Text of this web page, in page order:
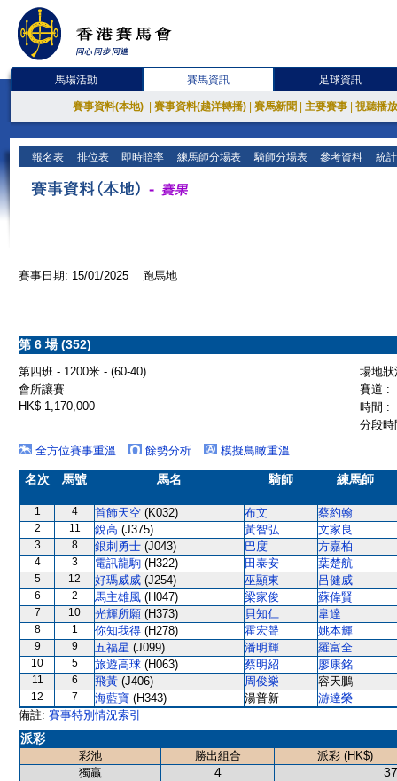
馬場活動 賽馬資訊 足球資訊
賽事資料(本地) 賽事資料(越洋轉播) 賽馬新聞 主要賽事 視聽播
報名表 排位表 即時賠率 練馬師分場表 騎師分場表 參考資料 統
賽事日期: 15/01/2025 跑馬地
第 6 場 (352)
第四班 - 1200米 - (60-40)
場地
會所讓賽
賽道 :
HK$ 1,170,000
時間 :
分段
全方位賽事重溫
餘勢分析 模擬鳥瞰重溫
名次 馬號 馬名 騎師 練馬師
1 4 首飾天空 (K032) 布文 蔡約翰
2 11 銳高 (J375) 黃智弘 文家良
3 8 銀刺勇士 (J043) 巴度 方嘉柏
4 3 電訊龍駒 (H322) 田泰安 葉楚航
5 12 好瑪威威 (J254) 巫顯東 呂健威
6 2 馬主雄風 (H047) 梁家俊 蘇偉賢
7 10 光輝所願 (H373) 貝知仁 韋達
8 1 你知我得 (H278) 霍宏聲 姚本輝
9 9 五福星 (J099) 潘明輝 羅富全
10 5 旅遊高球 (H063) 蔡明紹 廖康銘
11 6 飛黃 (J406) 周俊樂 容天鵬
12 7 海藍寶 (H343) 湯普新
游達榮
備註: 賽事特別情況索引
派彩
彩池 勝出組合
派彩 (HK$)
獨贏
4